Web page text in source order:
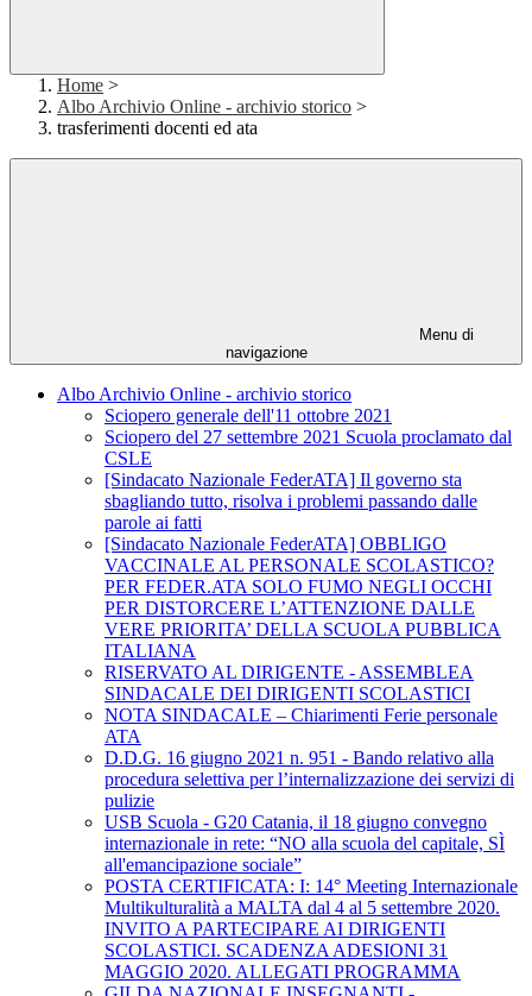
Home >
Albo Archivio Online - archivio storico >
trasferimenti docenti ed ata
Menu di
navigazione
Albo Archivio Online - archivio storico
Sciopero generale dell'11 ottobre 2021
Sciopero del 27 settembre 2021 Scuola proclamato dal
CSLE
[Sindacato Nazionale FederATA] Il governo sta
sbagliando tutto, risolva i problemi passando dalle
parole ai fatti
[Sindacato Nazionale FederATA] OBBLIGO
VACCINALE AL PERSONALE SCOLASTICO?
PER FEDER.ATA SOLO FUMO NEGLI OCCHI
PER DISTORCERE L’ATTENZIONE DALLE
VERE PRIORITA’ DELLA SCUOLA PUBBLICA
ITALIANA
RISERVATO AL DIRIGENTE - ASSEMBLEA
SINDACALE DEI DIRIGENTI SCOLASTICI
NOTA SINDACALE – Chiarimenti Ferie personale
ATA
D.D.G. 16 giugno 2021 n. 951 - Bando relativo alla
procedura selettiva per l’internalizzazione dei servizi di
pulizie
USB Scuola - G20 Catania, il 18 giugno convegno
internazionale in rete: “NO alla scuola del capitale, SÌ
all'emancipazione sociale”
POSTA CERTIFICATA: I: 14° Meeting Internazionale
Multikulturalità a MALTA dal 4 al 5 settembre 2020.
INVITO A PARTECIPARE AI DIRIGENTI
SCOLASTICI. SCADENZA ADESIONI 31
MAGGIO 2020. ALLEGATI PROGRAMMA